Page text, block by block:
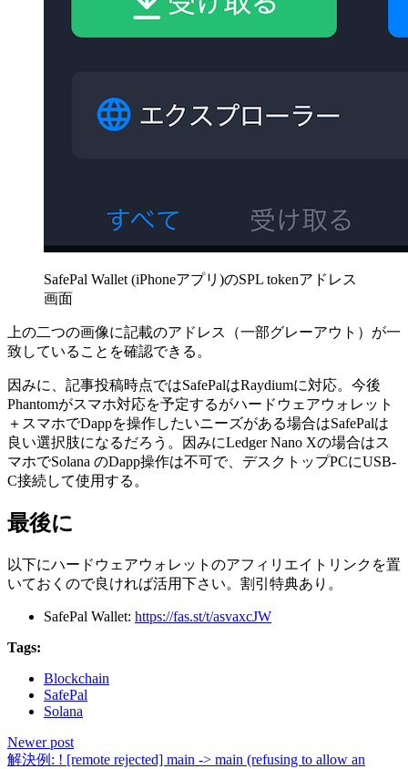
SafePal Wallet (iPhoneアプリ)のSPL tokenアドレス
画面
上の二つの画像に記載のアドレス（一部グレーアウト）が一
致していることを確認できる。
因みに、記事投稿時点ではSafePalはRaydiumに対応。今後
Phantomがスマホ対応を予定するがハードウェアウォレット
＋スマホでDappを操作したいニーズがある場合はSafePalは
良い選択肢になるだろう。因みにLedger Nano Xの場合はス
マホでSolana のDapp操作は不可で、デスクトップPCにUSB-
C接続して使用する。
最後に
以下にハードウェアウォレットのアフィリエイトリンクを置
いておくので良ければ活用下さい。割引特典あり。
SafePal Wallet: https://fas.st/t/asvaxcJW
Tags:
Blockchain
SafePal
Solana
Newer post
解決例: ! [remote rejected] main -> main (refusing to allow an